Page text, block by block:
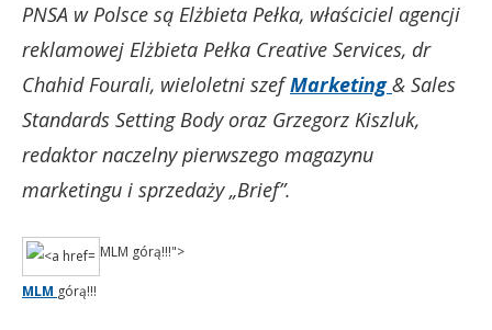
PNSA w Polsce są Elżbieta Pełka, właściciel agencji
reklamowej Elżbieta Pełka Creative Services, dr
Chahid Fourali, wieloletni szefMarketing& Sales
Standards Setting Body oraz Grzegorz Kiszluk,
redaktor naczelny pierwszego magazynu
marketingu i sprzedaży „Brief”.
MLM górą!!!">
MLM górą!!!